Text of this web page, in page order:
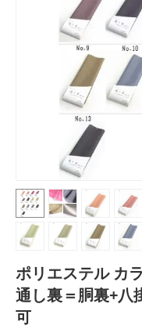
ポリエステル カ
通し裏＝胴裏+
可